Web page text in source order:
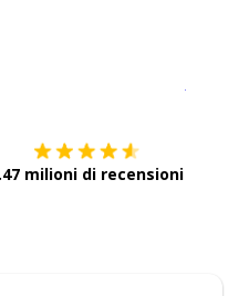
milioni di recensioni